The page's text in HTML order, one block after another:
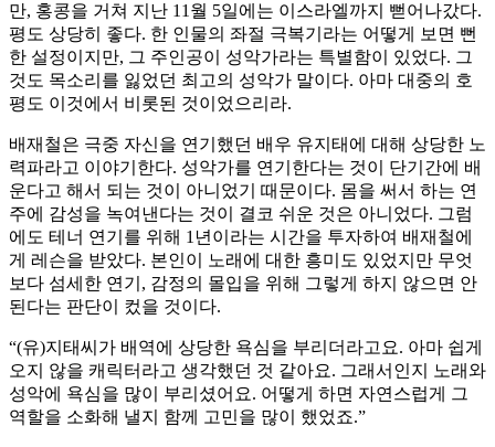
만, 홍콩을 거쳐 지난 11월 5일에는 이스라엘까지 뻗어나갔다.
평도 상당히 좋다. 한 인물의 좌절 극복기라는 어떻게 보면 뻔
한 설정이지만, 그 주인공이 성악가라는 특별함이 있었다. 그
것도 목소리를 잃었던 최고의 성악가 말이다. 아마 대중의 호
평도 이것에서 비롯된 것이었으리라.
배재철은 극중 자신을 연기했던 배우 유지태에 대해 상당한 노
력파라고 이야기한다. 성악가를 연기한다는 것이 단기간에 배
운다고 해서 되는 것이 아니었기 때문이다. 몸을 써서 하는 연
주에 감성을 녹여낸다는 것이 결코 쉬운 것은 아니었다. 그럼
에도 테너 연기를 위해 1년이라는 시간을 투자하여 배재철에
게 레슨을 받았다. 본인이 노래에 대한 흥미도 있었지만 무엇
보다 섬세한 연기, 감정의 몰입을 위해 그렇게 하지 않으면 안
된다는 판단이 컸을 것이다.
“(유)지태씨가 배역에 상당한 욕심을 부리더라고요. 아마 쉽게
오지 않을 캐릭터라고 생각했던 것 같아요. 그래서인지 노래와
성악에 욕심을 많이 부리셨어요. 어떻게 하면 자연스럽게 그
역할을 소화해 낼지 함께 고민을 많이 했었죠.”